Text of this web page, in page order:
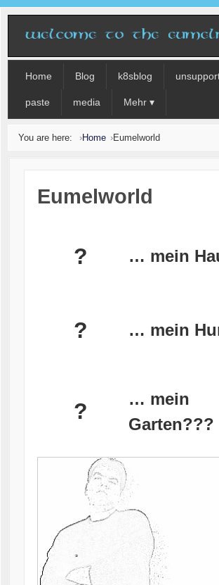
Home Blog k8sblog
paste media Mehr ▾
You are here: Home Eumelworld
Eumelworld
? … mein
? … mein
?
… mein
Garten???